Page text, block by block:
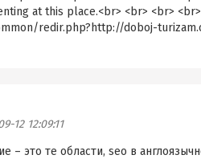
at this place.<br> <br> <br>
redir.php?http://doboj-
12 12:09:11
– это те области, seo в